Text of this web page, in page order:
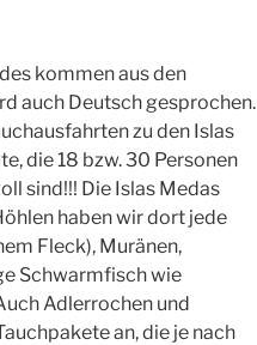
kommen aus den
auch Deutsch gesprochen.
zu den Islas
die 18 bzw. 30 Personen
sind!!! Die Islas Medas
haben wir dort jede
Fleck), Muränen,
Schwarmfisch wie
Adlerrochen und
an, die je nach